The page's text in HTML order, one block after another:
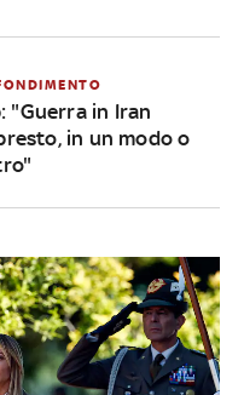
"Guerra in Iran
in un modo o